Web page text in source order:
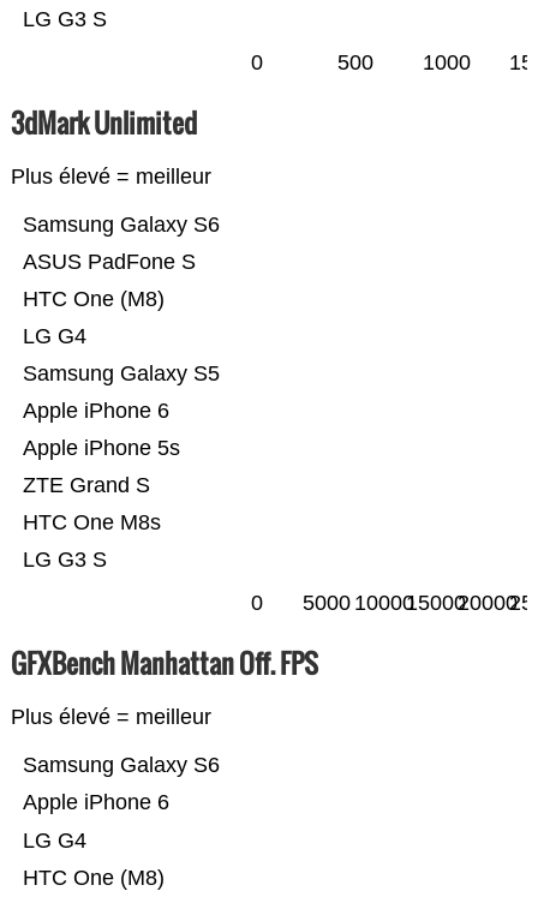
LG G3 S
0 500 1000
3dMark Unlimited
Plus élevé = meilleur
LG G3 S
HTC One M8s
ZTE Grand S
Apple iPhone 5s
Apple iPhone 6
Samsung Galaxy S5
LG G4
HTC One (M8)
ASUS PadFone S
Samsung Galaxy S6
0 5000 100001500020000
GFXBench Manhattan Off. FPS
Plus élevé = meilleur
HTC One (M8)
LG G4
Apple iPhone 6
Samsung Galaxy S6